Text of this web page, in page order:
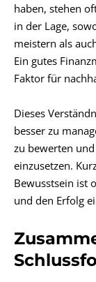
haben, stehen
in der Lage,
meistern als
Ein gutes
Faktor für
Dieses
besser zu
zu bewerten
einzusetzen.
Bewusstsein ist
und den Erfolg